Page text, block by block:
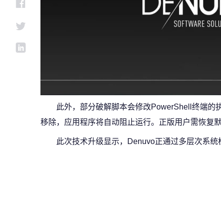
此外，部分破解脚本会修改PowerShell终端的
移除，应用程序将自动阻止运行。正版用户需恢复
此次技术升级显示，Denuvo正通过多层次系